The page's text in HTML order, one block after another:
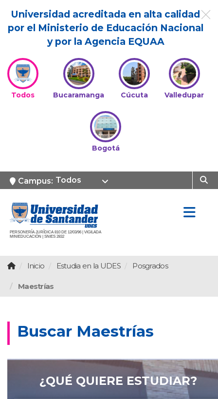
Universidad acreditada en alta calidad
por el Ministerio de Educación Nacional
y por la Agencia EQUAA
Todos Bucaramanga Cúcuta Valledupar
Bogotá
Campus: Todos
PERSONERÍA JURÍDICA 810 DE 12/03/96 | VIGILADA
MINIEDUCACIÓN | SNIES 2832
Inicio Estudia en la UDES Posgrados
Maestrías
Buscar Maestrías
¿QUÉ QUIERE ESTUDIAR?